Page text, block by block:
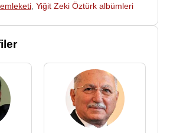
Yiğit Zeki Öztürk albümleri